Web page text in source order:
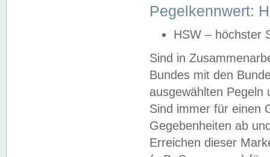
Pegelkennwert:
HSW – höchster
Sind in
Bundes mit den
ausgewählten
Sind immer für einen
Gegebenheiten ab
Erreichen dieser